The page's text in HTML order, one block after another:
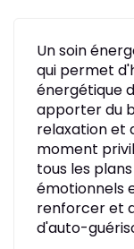
Un soin
qui permet
énergétique
apporter du
relaxation et
moment
tous les
émotionnels
renforcer et
d'auto-